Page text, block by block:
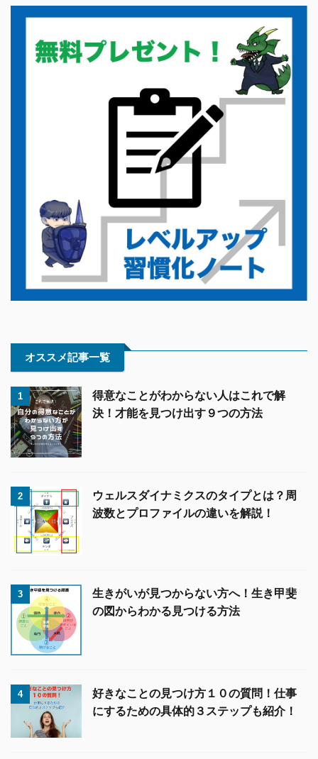
オススメ記事一覧
1
得意なことがわからない人はこれで解
決！才能を見つけ出す９つの方法
2
ウェルスダイナミクスのタイプとは？周
波数とプロファイルの違いを解説！
3
生きがいが見つからない方へ！生き甲斐
の図からわかる見つける方法
4
好きなことの見つけ方１０の質問！仕事
にするための具体的３ステップも紹介！